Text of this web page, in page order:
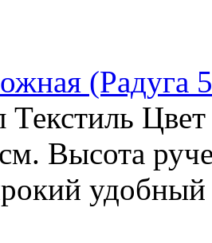
(Радуга
Текстиль
Высота